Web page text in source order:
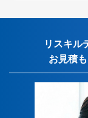
リスキル
お見積